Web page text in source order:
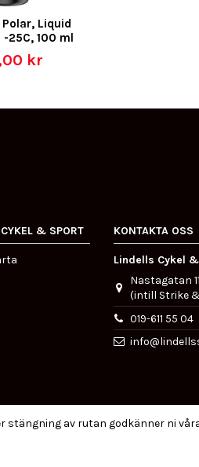
Polar, Liquid
25C, 100 ml
kr
& SPORT KONTAKTA OSS
Lindells Cykel
Nastagatan
(intill Strike
019-611 55 04
stängning av rutan godkänner ni